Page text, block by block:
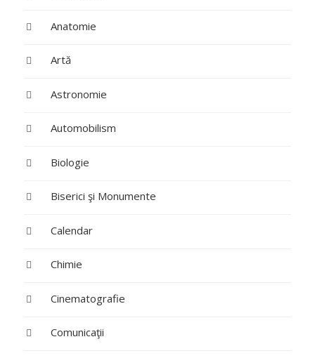
Anatomie
Artă
Astronomie
Automobilism
Biologie
Biserici şi Monumente
Calendar
Chimie
Cinematografie
Comunicaţii